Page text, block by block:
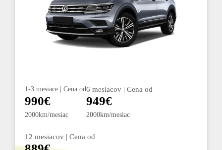
1-3 mesiace | Cena od
990€
2000km/mesiac
6 mesiacov | Cena od
949€
2000km/mesiac
12 mesiacov | Cena od